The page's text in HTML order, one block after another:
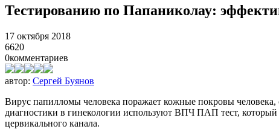
Тестированию по Папаниколау:
17 октября 2018
6620
0комментариев
автор: Сергей Буянов
Вирус папилломы человека поражает кожные покровы
диагностики в гинекологии используют ВПЧ ПАП тест, который
цервикального канала.